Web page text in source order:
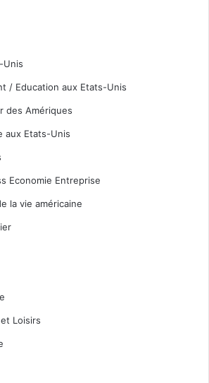
Unis
/ Education aux Etats-Unis
des Amériques
aux Etats-Unis
Economie Entreprise
la vie américaine
Loisirs